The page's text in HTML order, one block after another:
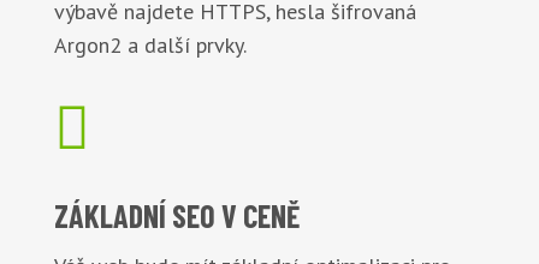
výbavě najdete HTTPS, hesla šifrovaná
Argon2 a další prvky.

ZÁKLADNÍ SEO V CENĚ